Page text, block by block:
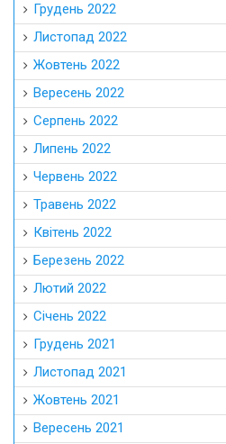
Грудень 2022
Листопад 2022
Жовтень 2022
Вересень 2022
Серпень 2022
Липень 2022
Червень 2022
Травень 2022
Квітень 2022
Березень 2022
Лютий 2022
Січень 2022
Грудень 2021
Листопад 2021
Жовтень 2021
Вересень 2021